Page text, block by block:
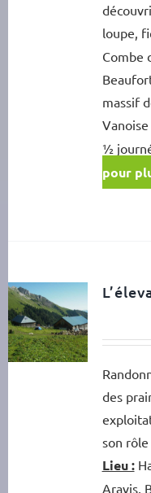
loupe,
Combe
massif
Vanoise
½
pour
des
son rôle
Lieu :
Aravis,